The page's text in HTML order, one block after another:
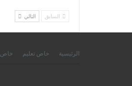
السابق التالي
الرئيسية خاص تعليم خاص